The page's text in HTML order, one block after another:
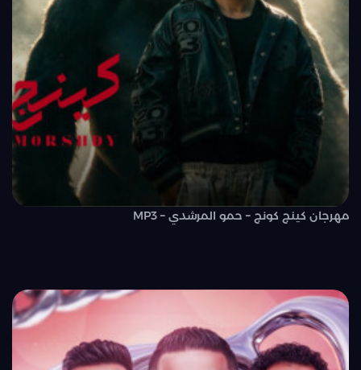
مهرجان كينج كونج – حمو المرشدي – MP3